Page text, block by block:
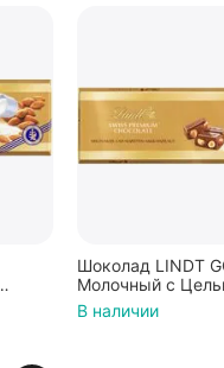
Шоколад LINDT
Молочный с
Фундуком 300г
В наличии